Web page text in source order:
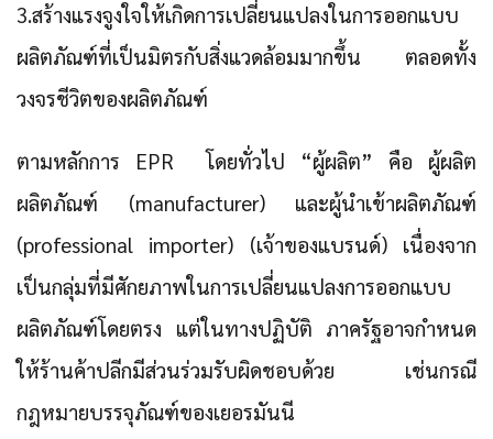
3.สร้างแรงจูงใจให้เกิดการเปลี่ยนแปลงในการออกแบบ
ผลิตภัณฑ์ที่เป็นมิตรกับสิ่งแวดล้อมมากขึ้น ตลอดทั้ง
วงจรชีวิตของผลิตภัณฑ์
ตามหลักการ EPR โดยทั่วไป “ผู้ผลิต” คือ ผู้ผลิต
ผลิตภัณฑ์ (manufacturer) และผู้นำเข้าผลิตภัณฑ์
(professional importer) (เจ้าของแบรนด์) เนื่องจาก
เป็นกลุ่มที่มีศักยภาพในการเปลี่ยนแปลงการออกแบบ
ผลิตภัณฑ์โดยตรง แต่ในทางปฏิบัติ ภาครัฐอาจกำหนด
ให้ร้านค้าปลีกมีส่วนร่วมรับผิดชอบด้วย เช่นกรณี
กฎหมายบรรจุภัณฑ์ของเยอรมันนี